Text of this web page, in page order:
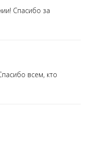
Спасибо за
всем, кто